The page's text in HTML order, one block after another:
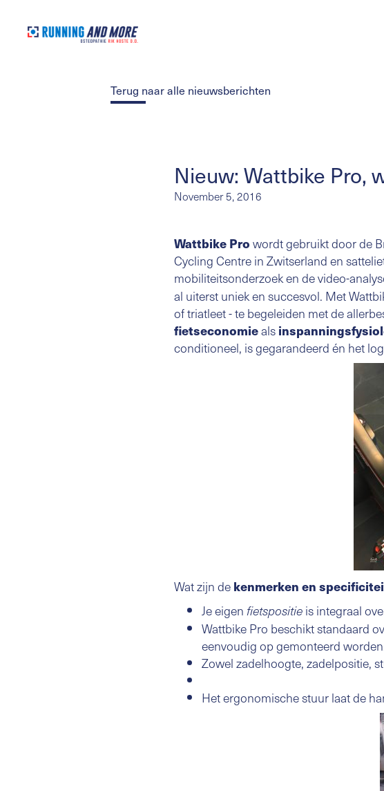
Terug naar alle nieuwsberichten
Nieuw: Wattbike Pro,
November 5, 2016
Wattbike Prowordt gebruikt door de
Cycling Centre in Zwitserland en
mobiliteitsonderzoek en de video-
al uiterst uniek en succesvol. Met
of triatleet - te begeleiden met de
fietseconomieals
conditioneel, is gegarandeerd én het
Wat zijn dekenmerken en
Je eigen fietspositie is integraal
Wattbike Pro beschikt standaard
eenvoudig op gemonteerd
Zowel zadelhoogte, zadelpositie,
Het ergonomische stuur laat de